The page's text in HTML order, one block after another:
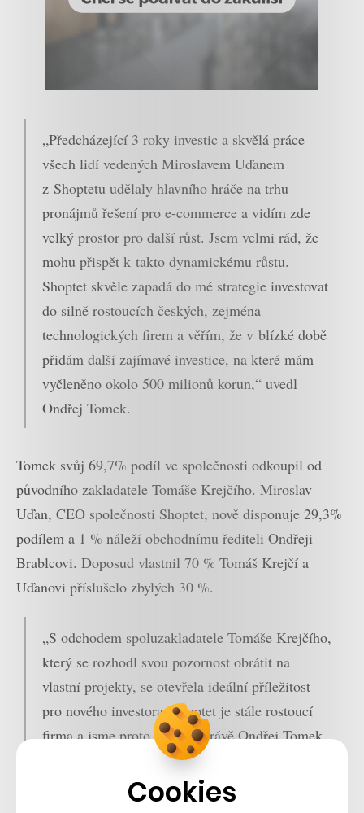
„Předcházející 3 roky investic a skvělá práce
všech lidí vedených Miroslavem Uďanem
z Shoptetu udělaly hlavního hráče na trhu
pronájmů řešení pro e-commerce a vidím zde
velký prostor pro další růst. Jsem velmi rád, že
mohu přispět k takto dynamickému růstu.
Shoptet skvěle zapadá do mé strategie investovat
do silně rostoucích českých, zejména
technologických firem a věřím, že v blízké době
přidám další zajímavé investice, na které mám
vyčleněno okolo 500 milionů korun,“ uvedl
Ondřej Tomek.
Tomek svůj 69,7% podíl ve společnosti odkoupil od
původního zakladatele Tomáše Krejčího. Miroslav
Uďan, CEO společnosti Shoptet, nově disponuje 29,3%
podílem a 1 % náleží obchodnímu řediteli Ondřeji
Brablcovi. Doposud vlastnil 70 % Tomáš Krejčí a
Uďanovi příslušelo zbylých 30 %.
„S odchodem spoluzakladatele Tomáše Krejčího,
který se rozhodl svou pozornost obrátit na
vlastní projekty, se otevřela ideální příležitost
pro nového investora. Shoptet je stále rostoucí
firma a jsme proto rádi, že právě Ondřej Tomek
do nás vložil svou důvěru,“ řekl Miroslav Uďan,
CEO Shoptet. Dle statistiky společnosti Shoptet
se na jejich e-shopech každý den provede
Cookies